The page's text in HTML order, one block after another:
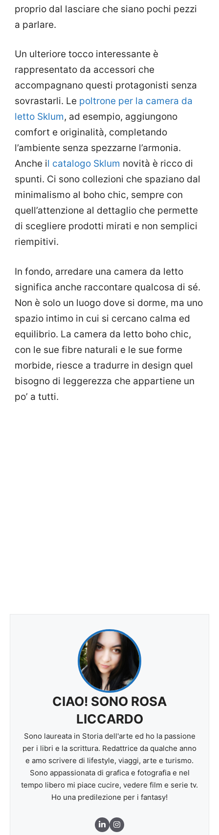
proprio dal lasciare che siano pochi pezzi
a parlare.
Un ulteriore tocco interessante è
rappresentato da accessori che
accompagnano questi protagonisti senza
sovrastarli. Le poltrone per la camera da
letto Sklum, ad esempio, aggiungono
comfort e originalità, completando
l’ambiente senza spezzarne l’armonia.
Anche il catalogo Sklum novità è ricco di
spunti. Ci sono collezioni che spaziano dal
minimalismo al boho chic, sempre con
quell’attenzione al dettaglio che permette
di scegliere prodotti mirati e non semplici
riempitivi.
In fondo, arredare una camera da letto
significa anche raccontare qualcosa di sé.
Non è solo un luogo dove si dorme, ma uno
spazio intimo in cui si cercano calma ed
equilibrio. La camera da letto boho chic,
con le sue fibre naturali e le sue forme
morbide, riesce a tradurre in design quel
bisogno di leggerezza che appartiene un
po’ a tutti.
CIAO! SONO ROSA
LICCARDO
Sono laureata in Storia dell'arte ed ho la passione
per i libri e la scrittura. Redattrice da qualche anno
e amo scrivere di lifestyle, viaggi, arte e turismo.
Sono appassionata di grafica e fotografia e nel
tempo libero mi piace cucire, vedere film e serie tv.
Ho una predilezione per i fantasy!